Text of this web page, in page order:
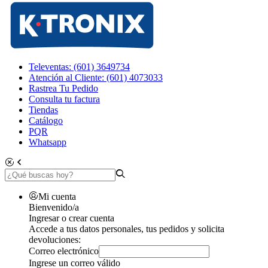
Televentas: (601) 3649734
Atención al Cliente: (601) 4073033
Rastrea Tu Pedido
Consulta tu factura
Tiendas
Catálogo
PQR
Whatsapp
Mi cuenta
Bienvenido/a
Ingresar o crear cuenta
Accede a tus datos personales, tus pedidos y solicita
devoluciones:
Correo electrónico
Ingrese un correo válido